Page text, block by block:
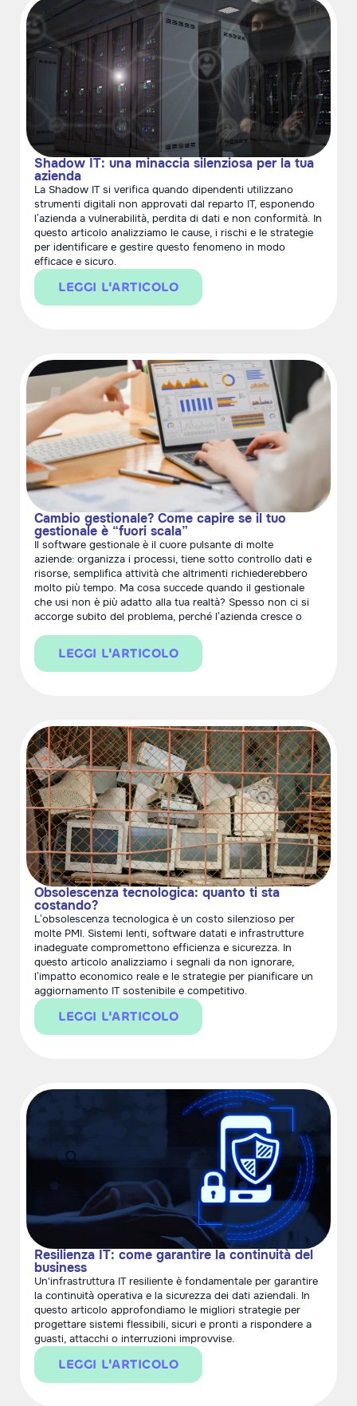
Shadow IT: una minaccia silenziosa per la tua
azienda
La Shadow IT si verifica quando dipendenti utilizzano
strumenti digitali non approvati dal reparto IT, esponendo
l’azienda a vulnerabilità, perdita di dati e non conformità. In
questo articolo analizziamo le cause, i rischi e le strategie
per identificare e gestire questo fenomeno in modo
efficace e sicuro.
LEGGI L'ARTICOLO
Cambio gestionale? Come capire se il tuo
gestionale è “fuori scala”
Il software gestionale è il cuore pulsante di molte
aziende: organizza i processi, tiene sotto controllo dati e
risorse, semplifica attività che altrimenti richiederebbero
molto più tempo. Ma cosa succede quando il gestionale
che usi non è più adatto alla tua realtà? Spesso non ci si
accorge subito del problema, perché l’azienda cresce o
LEGGI L'ARTICOLO
Obsolescenza tecnologica: quanto ti sta
costando?
L’obsolescenza tecnologica è un costo silenzioso per
molte PMI. Sistemi lenti, software datati e infrastrutture
inadeguate compromettono efficienza e sicurezza. In
questo articolo analizziamo i segnali da non ignorare,
l’impatto economico reale e le strategie per pianificare un
aggiornamento IT sostenibile e competitivo.
LEGGI L'ARTICOLO
Resilienza IT: come garantire la continuità del
business
Un'infrastruttura IT resiliente è fondamentale per garantire
la continuità operativa e la sicurezza dei dati aziendali. In
questo articolo approfondiamo le migliori strategie per
progettare sistemi flessibili, sicuri e pronti a rispondere a
guasti, attacchi o interruzioni improvvise.
LEGGI L'ARTICOLO